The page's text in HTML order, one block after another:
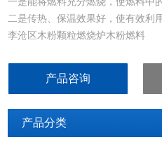
二是传热、保温效果好，使有效利
李沧区木粉颗粒燃烧炉木粉燃料
产品咨询
产品分类